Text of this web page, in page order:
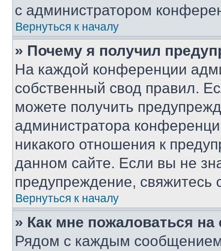
с администратором
Вернуться к началу
» Почему я получил
На каждой конференции
собственный свод правил.
можете получить
администратора
никакого отношения к
данном сайте. Если вы не
предупреждение,
Вернуться к началу
» Как мне пожаловаться
Рядом с каждым сообщением